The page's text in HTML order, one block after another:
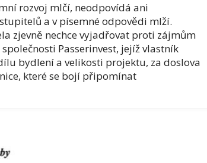
rozvoj mlčí, neodpovídá ani
a v písemné odpovědi mlží.
zjevně nechce vyjadřovat proti zájmům
Passerinvest, jejíž vlastník
bydlení a velikosti projektu, za doslova
které se bojí připomínat